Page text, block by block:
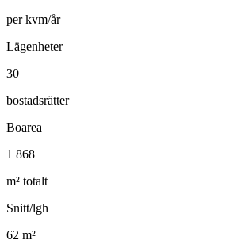
per kvm/år
Lägenheter
30
bostadsrätter
Boarea
1 868
m² totalt
Snitt/lgh
62 m²